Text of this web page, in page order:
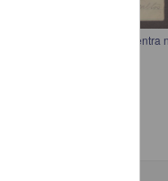
indicando que se